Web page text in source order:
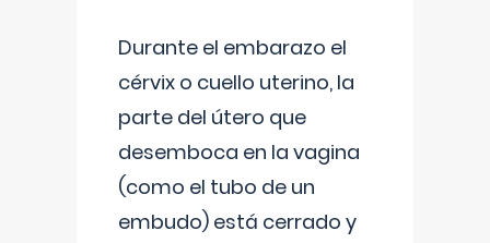
Durante el embarazo el
cérvix o cuello uterino, la
parte del útero que
desemboca en la vagina
(como el tubo de un
embudo) está cerrado y